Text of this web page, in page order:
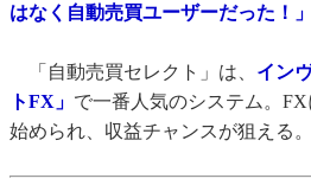
はなく自動売買ユーザーだった！」
「自動売買セレクト」は、 イン
トFX」 で一番人気のシステム。
始められ、収益チャンスが狙える。